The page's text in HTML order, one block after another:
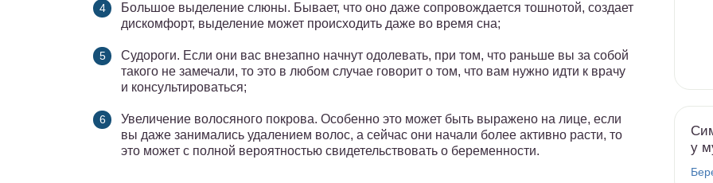
Большое выделение слюны. Бывает, что оно даже сопровождается тошнотой, создает
дискомфорт, выделение может происходить даже во время сна;
Судороги. Если они вас внезапно начнут одолевать, при том, что раньше вы за собой
такого не замечали, то это в любом случае говорит о том, что вам нужно идти к врачу
и консультироваться;
Увеличение волосяного покрова. Особенно это может быть выражено на лице, если
вы даже занимались удалением волос, а сейчас они начали более активно расти, то
это может с полной вероятностью свидетельствовать о беременности.
у